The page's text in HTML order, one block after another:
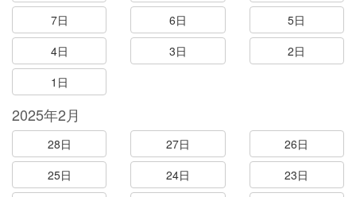
7日
6日
5日
4日
3日
2日
1日
2025年2月
28日 27日
26日
25日
24日
23日